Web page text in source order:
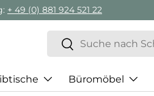
+ 49 (0) 881 924 521 22
Suchen
Suchen
Büromöbel